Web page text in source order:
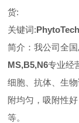
货:
关键词:
简介：我公司全
MS,B5,N6专业经
细胞、抗体、生
附均匀，吸附性
等。